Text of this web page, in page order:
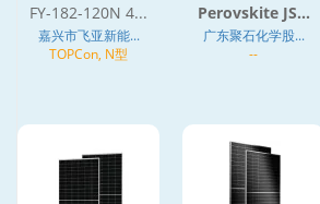
FY-182-120N 4...
嘉兴市飞亚新能...
TOPCon, N型
Perovskite JS...
广东聚石化学股...
--